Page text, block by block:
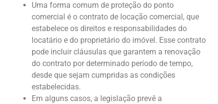
Uma forma comum de proteção do ponto
comercial é o contrato de locação comercial, que
estabelece os direitos e responsabilidades do
locatário e do proprietário do imóvel. Esse contrato
pode incluir cláusulas que garantem a renovação
do contrato por determinado período de tempo,
desde que sejam cumpridas as condições
estabelecidas.
Em alguns casos, a legislação prevê a